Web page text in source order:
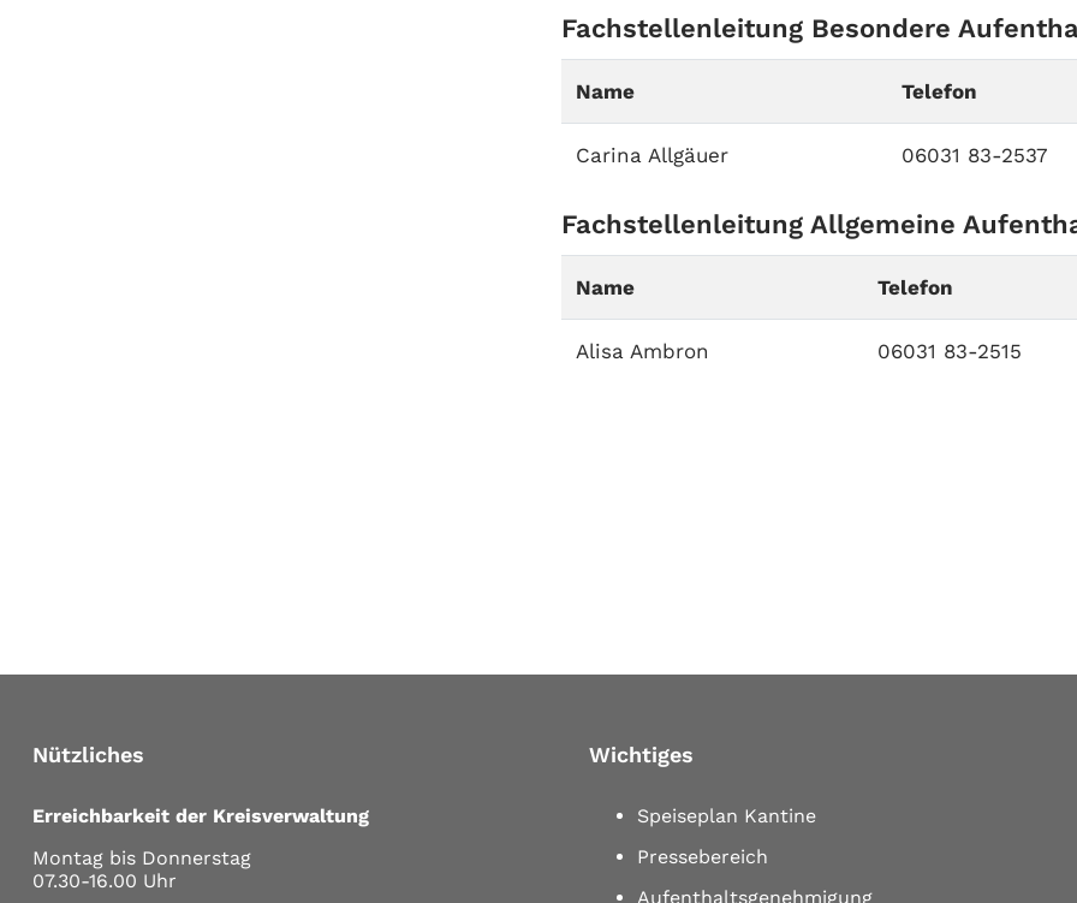
Fachstellenleitung Besondere
Name Telefon
Carina Allgäuer 06031 83-2537
Fachstellenleitung Allgemeine
Name Telefon
Alisa Ambron 06031 83-2515
Nützliches
Erreichbarkeit der Kreisverwaltung
Montag bis Donnerstag
07.30-16.00 Uhr
Wichtiges
Speiseplan Kantine
Pressebereich
Aufenthaltsgenehmigung